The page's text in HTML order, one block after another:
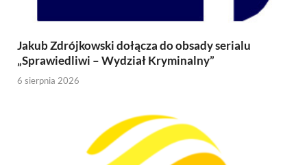
Jakub Zdrójkowski dołącza do obsady serialu
„Sprawiedliwi – Wydział Kryminalny”
6 sierpnia 2026